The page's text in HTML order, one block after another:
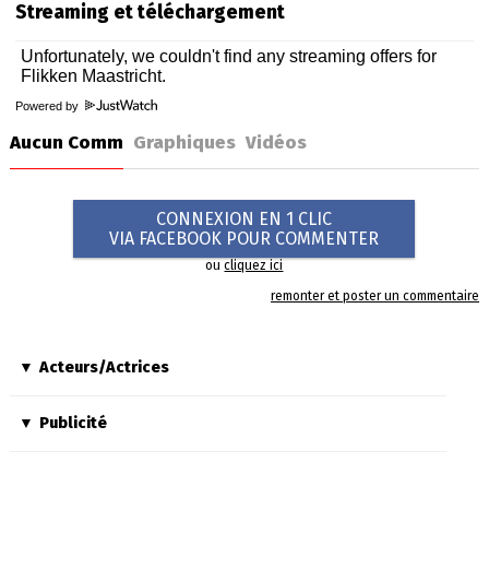
Streaming et téléchargement
Powered by
Aucun Comm Graphiques Vidéos
CONNEXION EN 1 CLIC
VIA FACEBOOK POUR COMMENTER
oucliquez ici
remonter et poster un commentaire
Acteurs/Actrices
Publicité